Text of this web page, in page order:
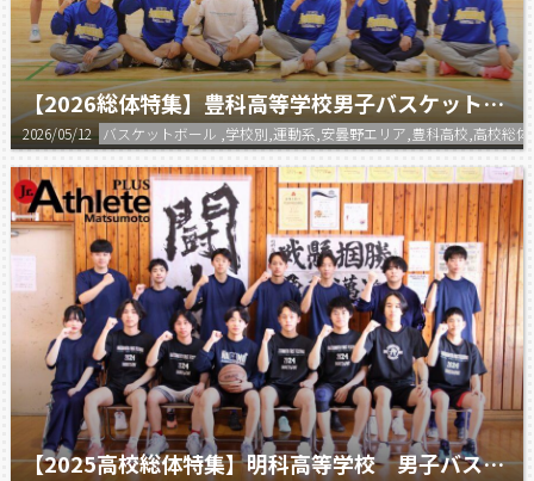
【2026総体特集】豊科高等学校男子バスケットボール部
2026/05/12 バスケットボール ,学校別,運動系,安曇野エリア,豊科高校,高校総
【2025高校総体特集】明科高等学校 男子バスケットボール部